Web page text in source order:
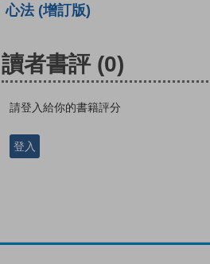
心法 (增訂版)
讀者書評 (0)
請登入給你的書籍評分
登入